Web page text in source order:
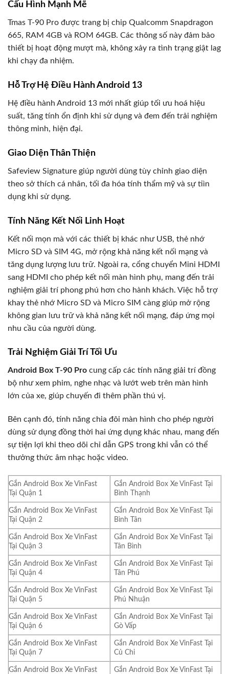
Cấu Hình Mạnh Mẽ
Tmas T-90 Pro được trang bị chip Qualcomm Snapdragon
665, RAM 4GB và ROM 64GB. Các thông số này đảm bảo
thiết bị hoạt động mượt mà, không xảy ra tình trạng giật lag
khi chạy đa nhiệm.
Hỗ Trợ Hệ Điều Hành Android 13
Hệ điều hành Android 13 mới nhất giúp tối ưu hoá hiệu
suất, tăng tính ổn định khi sử dụng và đem đến trải nghiệm
thông minh, hiện đại.
Giao Diện Thân Thiện
Safeview Signature giúp người dùng tùy chỉnh giao diện
theo sở thích cá nhân, tối đa hóa tính thẩm mỹ và sự tiìn
dụng khi sử dụng.
Tính Năng Kết Nối Linh Hoạt
Kết nối mọn mà với các thiết bị khác như USB, thẻ nhớ
Micro SD và SIM 4G, mở rộng khả năng kết nối mạng và
tăng dụng lượng lưu trữ. Ngoài ra, cổng chuyển Mini HDMI
sang HDMI cho phép kết nối màn hình phụ, mang đến trải
nghiệm giải trí phong phú hơn cho hành khách. Việc hỗ trợ
khay thẻ nhớ Micro SD và Micro SIM càng giúp mở rộng
không gian lưu trữ và khả năng kết nối mạng, đáp ứng mọi
nhu cầu của người dùng.
Trải Nghiệm Giải Trí Tối Ưu
Android Box T-90 Pro cung cấp các tính năng giải trí đồng
bộ như xem phim, nghe nhạc và lướt web trên màn hình
lớn của xe, giúp chuyến đi thêm phần thú vị.
Bên cạnh đó, tính năng chia đôi màn hình cho phép người
dùng sử dụng đồng thời hai ứng dụng khác nhau, mang đến
sự tiện lợi khi theo dõi chỉ dẫn GPS trong khi vẫn có thể
thưởng thức âm nhạc hoặc video.
Gắn Android Box Xe VinFast
Tại Quận 1
Gắn Android Box Xe VinFast Tại
Bình Thạnh
Gắn Android Box Xe VinFast
Tại Quận 2
Gắn Android Box Xe VinFast Tại
Bình Tân
Gắn Android Box Xe VinFast
Tại Quận 3
Gắn Android Box Xe VinFast Tại
Tân Bình
Gắn Android Box Xe VinFast
Tại Quận 4
Gắn Android Box Xe VinFast Tại
Tân Phú
Gắn Android Box Xe VinFast
Tại Quận 5
Gắn Android Box Xe VinFast Tại
Phú Nhuận
Gắn Android Box Xe VinFast
Tại Quận 6
Gắn Android Box Xe VinFast Tại
Gò Vấp
Gắn Android Box Xe VinFast
Tại Quận 7
Gắn Android Box Xe VinFast Tại
Củ Chi
Gắn Android Box Xe VinFast
Gắn Android Box Xe VinFast Tại